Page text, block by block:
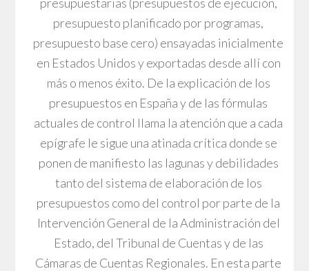
presupuesto planificado por programas,
presupuesto base cero) ensayadas inicialmente
en Estados Unidos y exportadas desde allí con
más o menos éxito. De la explicación de los
presupuestos en España y de las fórmulas
actuales de control llama la atención que a cada
epígrafe le sigue una atinada crítica donde se
ponen de manifiesto las lagunas y debilidades
tanto del sistema de elaboración de los
presupuestos como del control por parte de la
Intervención General de la Administración del
Estado, del Tribunal de Cuentas y de las
Cámaras de Cuentas Regionales. En esta parte